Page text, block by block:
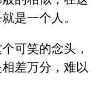
是一个人。
可笑的念头，
差万分，难以